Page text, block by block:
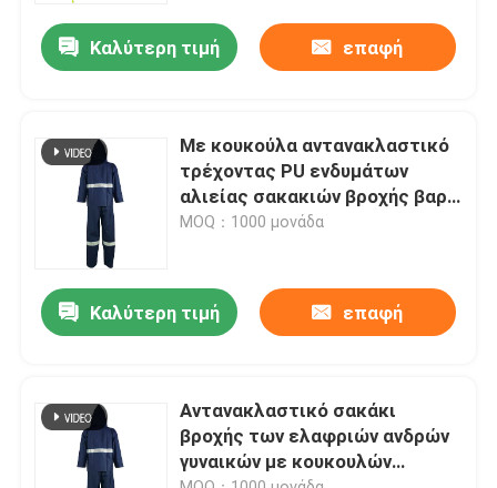
Γύρος εργοστασίων
επαφή
Όλες οι περιπτώσεις
Ζητήστε ένα απόσπασμα
αντανακλαστικό ύφασμα
Καλύτερη τιμή επαφή
Με κουκούλα αντανακλαστικό
τρέχοντας PU ενδυμάτων
αλιείας σακακιών βροχής βαρύ
υψηλό Poncho εργαλείων
MOQ：1000 μονάδα
Καλύτερη τιμή επαφή
Αντανακλαστικό σακάκι
βροχής των ελαφριών ανδρών
γυναικών με κουκουλών